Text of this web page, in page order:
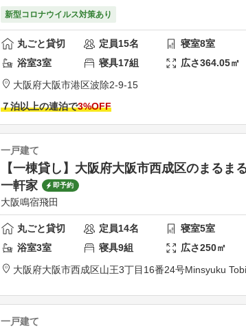
新型コロナウイルス対策あり
丸ごと貸切 定員15名 寝室8室
浴室3室 寝具17組 広さ364.05㎡
大阪府大阪市港区波除2-9-15
７泊以上の連泊で3%OFF
一戸建て
【一棟貸し】大阪府大阪市西成区のまるま
一軒家
即予約
大阪鳴宿飛田
丸ごと貸切 定員14名 寝室5室
浴室3室 寝具9組 広さ250㎡
大阪府大阪市西成区山王3丁目16番24号Minsyuku
一戸建て